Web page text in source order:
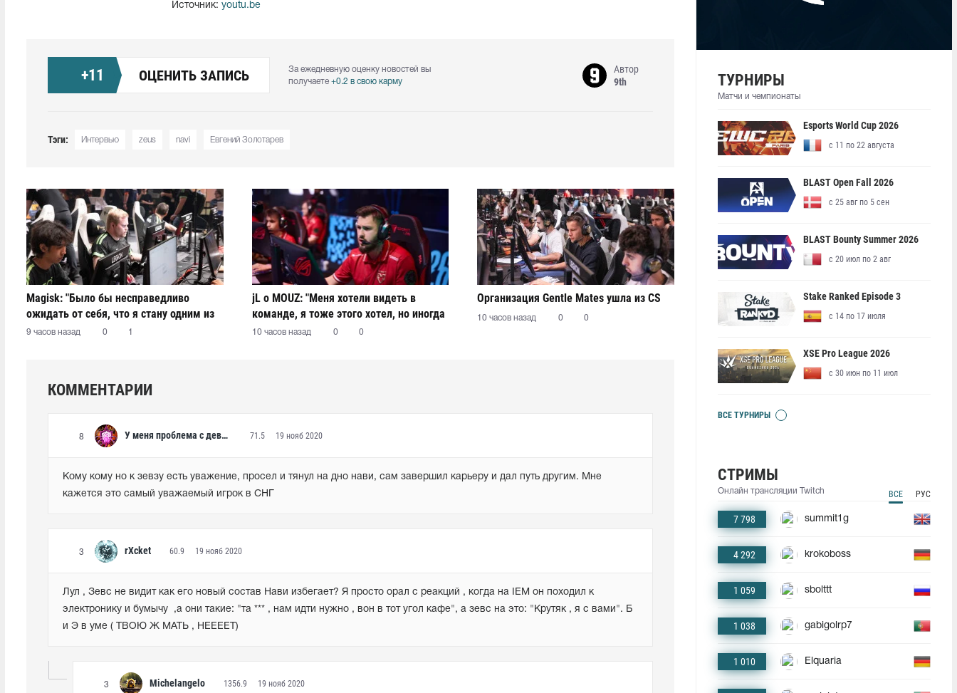
Источник: youtu.be
+11 ОЦЕНИТЬ ЗАПИСЬ
За ежедневную оценку новостей вы
получаете +0.2 в свою карму
Автор
9th
Тэги: Интервью zeus navi Евгений Золотарев
Magisk: "Было бы несправедливо
ожидать от себя, что я стану одним из
лучших капитанов за один месяц"
9 часов назад 0 1
jL о MOUZ: "Меня хотели видеть в
команде, я тоже этого хотел, но иногда
стороны не могут прийти к согласию"
10 часов назад 0 0
Организация Gentle Mates ушла из CS
10 часов назад 0 0
КОММЕНТАРИИ
8 У меня проблема с девушкой 71.5 19 нояб 2020
Кому кому но к зевзу есть уважение, просел и тянул на дно нави, сам завершил карьеру и дал путь другим. Мне
кажется это самый уважаемый игрок в СНГ
3 rXcket 60.9 19 нояб 2020
Лул , Зевс не видит как его новый состав Нави избегает? Я просто орал с реакций , когда на IEM он походил к
электронику и бумычу  ,а они такие: "та *** , нам идти нужно , вон в тот угол кафе", а зевс на это: "Крутяк , я с вами". Б
и Э в уме ( ТВОЮ Ж МАТЬ , НЕЕЕЕТ)
3 Michelangelo 1356.9 19 нояб 2020
ТУРНИРЫ
Матчи и чемпионаты
Esports World Cup 2026
с 11 по 22 августа
BLAST Open Fall 2026
с 25 авг по 5 сен
BLAST Bounty Summer 2026
с 20 июл по 2 авг
Stake Ranked Episode 3
с 14 по 17 июля
XSE Pro League 2026
с 30 июн по 11 июл
ВСЕ ТУРНИРЫ
СТРИМЫ
Онлайн трансляции Twitch ВСЕ РУС
7 798 summit1g
4 292 krokoboss
1 059 sbolttt
1 038 gabigolrp7
1 010 Elquaria